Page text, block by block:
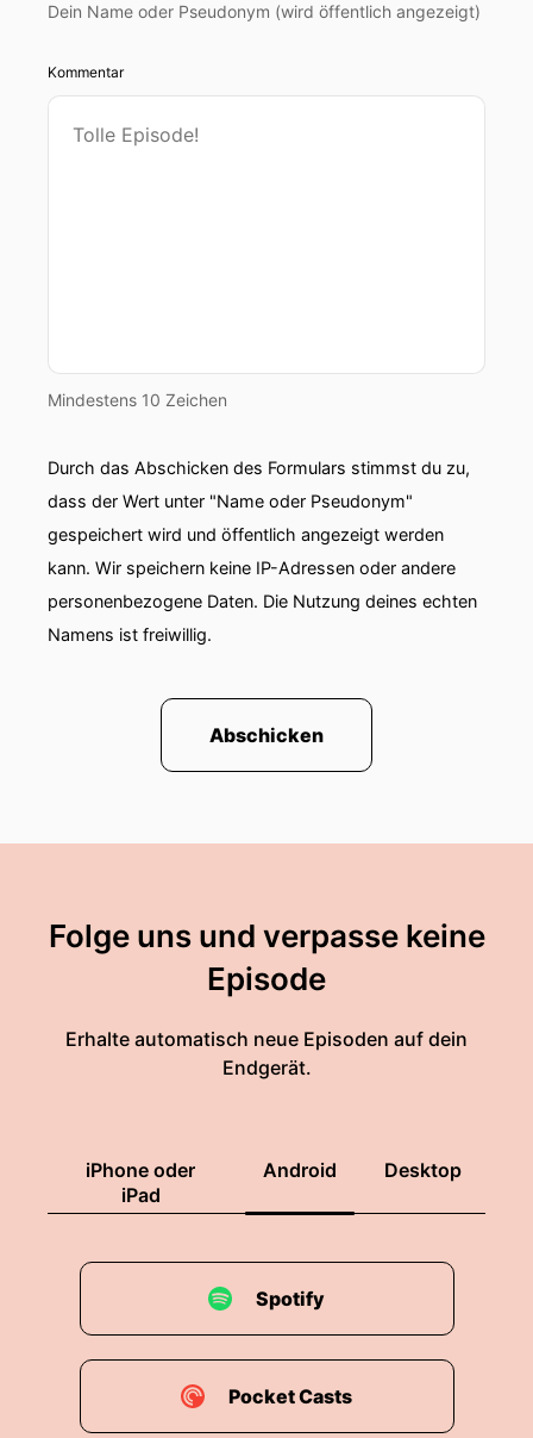
Dein Name oder Pseudonym (wird öffentlich angezeigt)
Kommentar
Mindestens 10 Zeichen
Durch das Abschicken des Formulars stimmst du zu,
dass der Wert unter "Name oder Pseudonym"
gespeichert wird und öffentlich angezeigt werden
kann. Wir speichern keine IP-Adressen oder andere
personenbezogene Daten. Die Nutzung deines echten
Namens ist freiwillig.
Abschicken
Folge uns und verpasse keine
Episode
Erhalte automatisch neue Episoden auf dein
Endgerät.
iPhone oder
iPad
Android Desktop
Spotify
Pocket Casts